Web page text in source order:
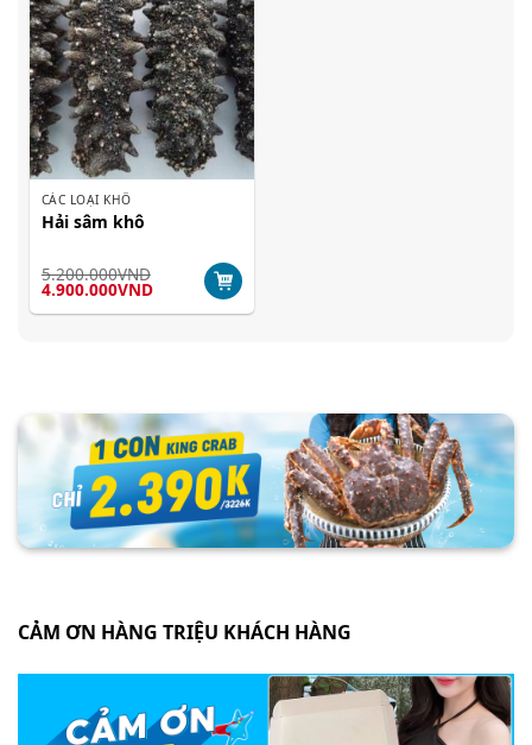
CÁC LOẠI KHÔ
Hải sâm khô
5.200.000VND
Giá
gốc
là:
4.900.000VNDGiá
tại
CẢM ƠN HÀNG TRIỆU KHÁCH HÀNG